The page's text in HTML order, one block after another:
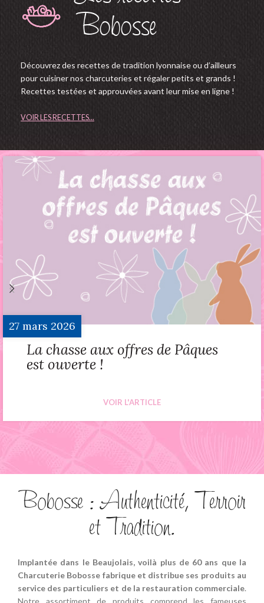
Bobosse
Découvrez des recettes de tradition lyonnaise ou d’ailleurs
pour cuisiner nos charcuteries et régaler petits et grands !
Recettes testées et approuvées avant leur mise en ligne !
VOIR LES RECETTES...
27mars 2026
La chasse aux offres de Pâques
est ouverte !
VOIR L'ARTICLE
Bobosse : Authenticité, Terroir
et Tradition.
Implantée dans le Beaujolais, voilà plus de 60 ans que la
Charcuterie Bobosse fabrique et distribue ses produits au
service des particuliers et de la restauration commerciale.
Notre assortiment de produits comprend les fameuses